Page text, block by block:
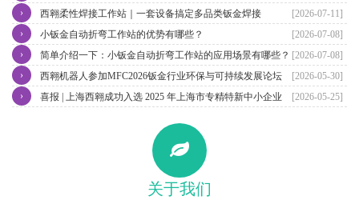
[2026-07-11]
西翱柔性焊接工作站｜一套设备搞定多品类钣金焊接
›
[2026-07-08]
小钣金自动折弯工作站的优势有哪些？
›
[2026-07-08]
简单介绍一下：小钣金自动折弯工作站的应用场景有哪些？
›
[2026-05-30]
西翱机器人参加MFC2026钣金行业环保与可持续发展论坛
›
[2026-05-25]
喜报 | 上海西翱成功入选 2025 年上海市专精特新中小企业（第四批）
›
关于我们